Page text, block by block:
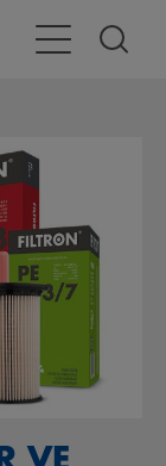
Toggle